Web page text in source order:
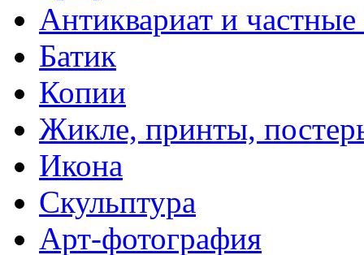
Антиквариат и
Батик
Копии
Жикле, принты,
Икона
Скульптура
Арт-фотография